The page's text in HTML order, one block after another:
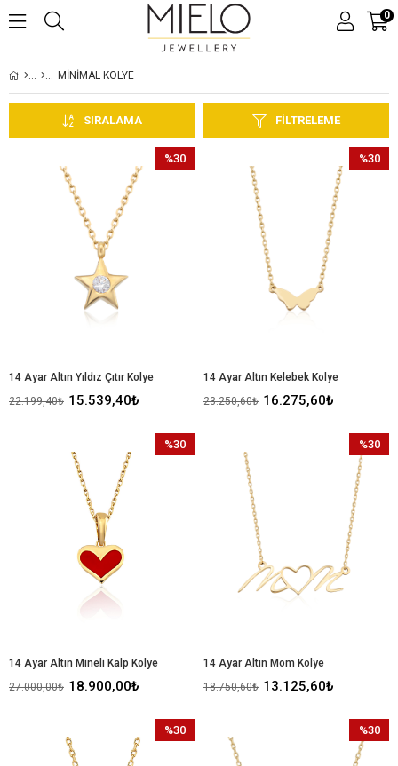
0
MİNİMAL KOLYE
FILTRELEME
SIRALAMA
14 Ayar Altın Yıldız Çıtır Kolye
15.539,40₺
22.199,40₺
%30
14 Ayar Altın Kelebek Kolye
16.275,60₺
23.250,60₺
%30
14 Ayar Altın Mineli Kalp Kolye
18.900,00₺
27.000,00₺
%30
14 Ayar Altın Mom Kolye
13.125,60₺
18.750,60₺
%30
İndirim
%30
%30
İndirim